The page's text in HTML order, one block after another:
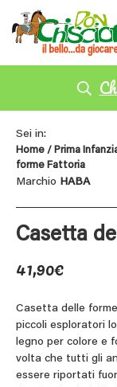
Sei in:
Home / Prima
forme Fattoria
Marchio HABA
Casetta
41,90€
Casetta delle
piccoli esploratori
legno per colore e
volta che tutti gli
essere riportati